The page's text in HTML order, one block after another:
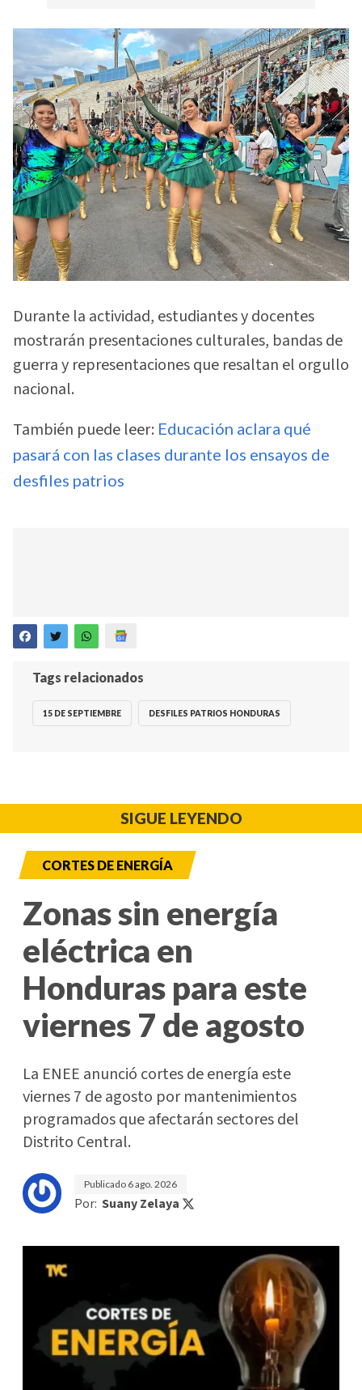
Durante la actividad, estudiantes y docentes
mostrarán presentaciones culturales, bandas de
guerra y representaciones que resaltan el orgullo
nacional.
También puede leer: Educación aclara qué
pasará con las clases durante los ensayos de
desfiles patrios
Tags relacionados
15 DE SEPTIEMBRE DESFILES PATRIOS HONDURAS
SIGUE LEYENDO
CORTES DE ENERGÍA
Zonas sin energía
eléctrica en
Honduras para este
viernes 7 de agosto
La ENEE anunció cortes de energía este
viernes 7 de agosto por mantenimientos
programados que afectarán sectores del
Distrito Central.
Publicado 6 ago. 2026
Por: Suany Zelaya